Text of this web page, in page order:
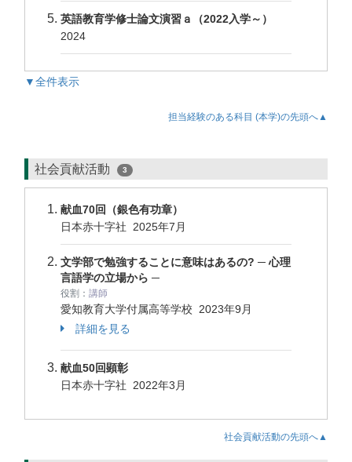
英語教育学修士論文演習ａ（2022入学～）
2024
▼全件表示
担当経験のある科目 (本学)の先頭へ▲
社会貢献活動 3
献血70回（銀色有功章）
日本赤十字社 2025年7月
文学部で勉強することに意味はあるの? ─ 心理
言語学の立場から ─
役割： 講師
愛知教育大学付属高等学校 2023年9月
詳細を見る
献血50回顕彰
日本赤十字社 2022年3月
社会貢献活動の先頭へ▲